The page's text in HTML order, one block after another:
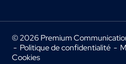
© 2026 Premium
- Politique de confidentialité -
Cookies